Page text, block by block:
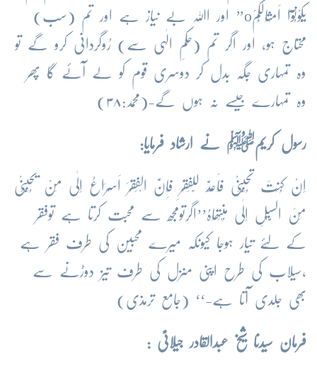
یَکُوْنُوْٓا اَمْثَالَکُمْo’’ اور اﷲ بے نیاز ہے اور تم (سب)
محتاج ہو، اور اگر تم (حکمِ الٰہی سے) رُوگردانی کرو گے تو
وہ تمہاری جگہ بدل کر دوسری قوم کو لے آئے گا پھر
وہ تمہارے جیسے نہ ہوں گے-(محمد:۳۸)
رسول کریمﷺ نے ارشاد فرمایا:
اِنْ کُنْتَ تُحِبُّنِیْ فَاَعِدَّ لِلْفَقْرِ فَاِنَّ الْفَقْرَ اَسْرَاعُ اِلٰی مَنْ یُحِبُّنِیْ
مِنَ السَّیْلِ اِلٰی مُنْتَھَاہُ’’اگرتومجھ سے محبت کرتا ہے توفقر
کے لئے تیار ہوجا کیونکہ میرے محبین کی طرف فقر ہے
،سیلاب کی طرح اپنی منزل کی طرف تیز دوڑنے سے
بھی جلدی آتا ہے-‘‘ (جامع ترمذی)
فرمان سیدنا شیخ عبدالقادر جیلانیؒ :